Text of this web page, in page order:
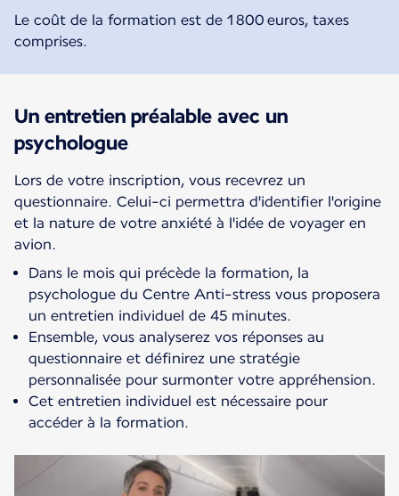
Le coût de la formation est de 1 800 euros, taxes
comprises.
Un entretien préalable avec un
psychologue
Lors de votre inscription, vous recevrez un
questionnaire. Celui-ci permettra d'identifier l'origine
et la nature de votre anxiété à l'idée de voyager en
avion.
Dans le mois qui précède la formation, la
psychologue du Centre Anti-stress vous proposera
un entretien individuel de 45 minutes.
Ensemble, vous analyserez vos réponses au
questionnaire et définirez une stratégie
personnalisée pour surmonter votre appréhension.
Cet entretien individuel est nécessaire pour
accéder à la formation.